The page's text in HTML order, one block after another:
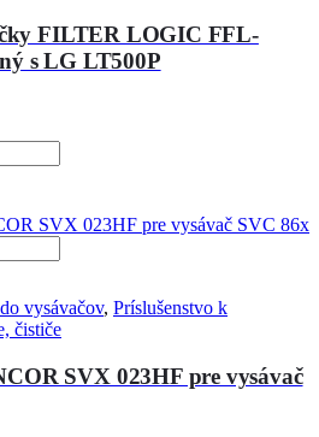
FILTER LOGIC FFL-
s LG LT500P
vysávačov, Príslušenstvo k
čističe
SVX 023HF pre vysávač